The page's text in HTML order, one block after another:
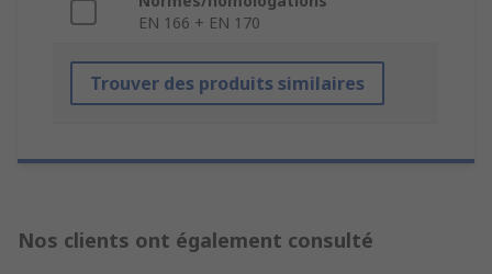
EN 166 + EN 170
Trouver des produits similaires
Nos clients ont également consulté